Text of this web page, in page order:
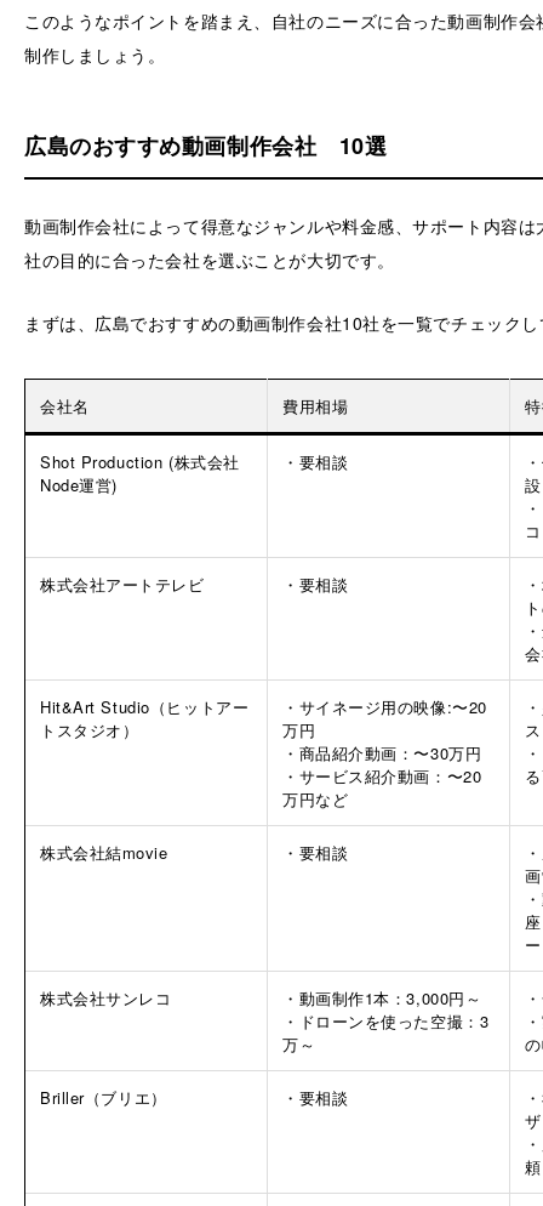
このようなポイントを踏まえ、自社のニーズに合った動画制作
制作しましょう。
広島のおすすめ動画制作会社 10選
動画制作会社によって得意なジャンルや料金感、サポート内容
社の目的に合った会社を選ぶことが大切です。
まずは、広島でおすすめの動画制作会社10社を一覧でチェック
会社名 費用相場
Shot Production (株式会社
Node運営)
・要相談
株式会社アートテレビ ・要相談
Hit&Art Studio（ヒットアー
トスタジオ）
・サイネージ用の映像:〜20
万円
・商品紹介動画：〜30万円
・サービス紹介動画：〜20
万円など
株式会社結movie ・要相談
株式会社サンレコ
・動画制作1本：3,000円～
・ドローンを使った空撮：3
万～
Briller（ブリエ） ・要相談